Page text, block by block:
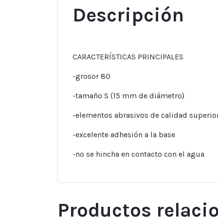
Descripción
CARACTERÍSTICAS PRINCIPALES
-grosor 80
-tamaño S (15 mm de diámetro)
-elementos abrasivos de calidad
-excelente adhesión a la base
-no se hincha en contacto con el agua
Productos